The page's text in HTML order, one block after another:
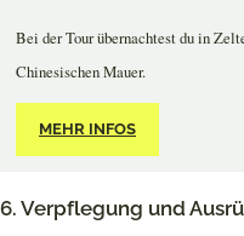
Bei der Tour übernachtest du in
Chinesischen Mauer.
MEHR INFOS
6. Verpflegung und